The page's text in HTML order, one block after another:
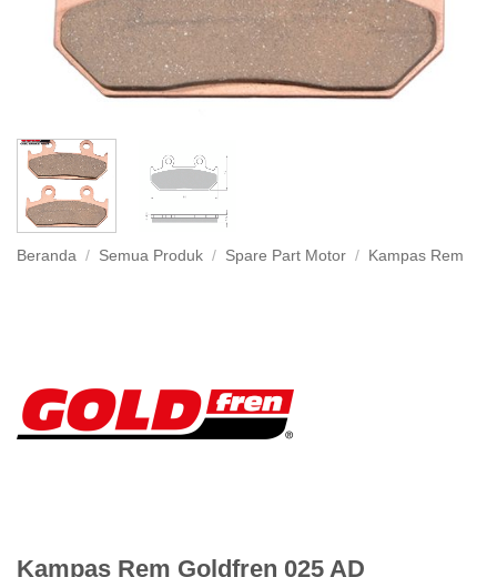
Beranda / Semua Produk / Spare Part Motor / Kampas Rem
Kampas Rem Goldfren 025 AD